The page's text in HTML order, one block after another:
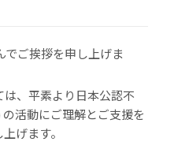
でご挨拶を申し上げま
、平素より日本公認不
活動にご理解とご支援を
げます。